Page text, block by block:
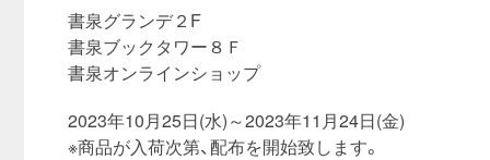
書泉グランデ２F
書泉ブックタワー８Ｆ
書泉オンラインショップ
2023年10月25日(水)～2023年11月24日(金)
※商品が入荷次第、配布を開始致します。